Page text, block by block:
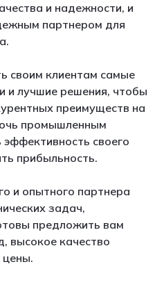
и надежности, и
партнером для
своим клиентам самые
и лучшие решения, чтобы
преимуществ на
промышленным
своего
прибыльность.
и опытного партнера
задач,
предложить вам
высокое качество
цены.